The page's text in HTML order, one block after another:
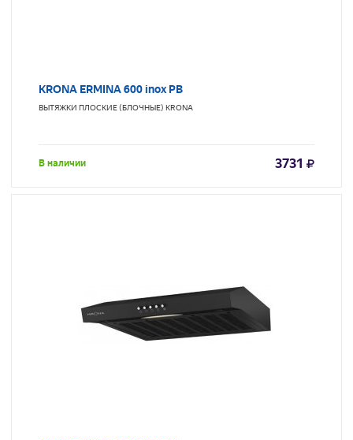
KRONA ERMINA 600 inox PB
ВЫТЯЖКИ ПЛОСКИЕ (БЛОЧНЫЕ) KRONA
В наличии 3731